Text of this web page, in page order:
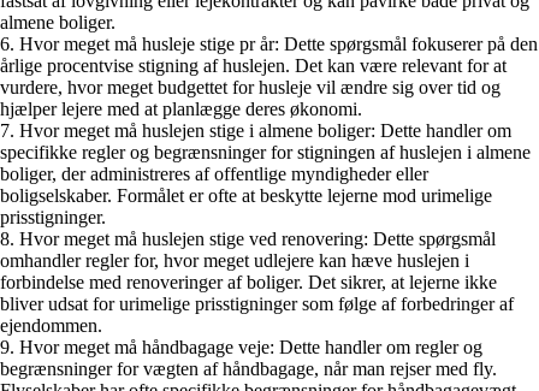
almene boliger.
6. Hvor meget må husleje stige pr år: Dette spørgsmål fokuserer på den
årlige procentvise stigning af huslejen. Det kan være relevant for at
vurdere, hvor meget budgettet for husleje vil ændre sig over tid og
hjælper lejere med at planlægge deres økonomi.
7. Hvor meget må huslejen stige i almene boliger: Dette handler om
specifikke regler og begrænsninger for stigningen af huslejen i almene
boliger, der administreres af offentlige myndigheder eller
boligselskaber. Formålet er ofte at beskytte lejerne mod urimelige
prisstigninger.
8. Hvor meget må huslejen stige ved renovering: Dette spørgsmål
omhandler regler for, hvor meget udlejere kan hæve huslejen i
forbindelse med renoveringer af boliger. Det sikrer, at lejerne ikke
bliver udsat for urimelige prisstigninger som følge af forbedringer af
ejendommen.
9. Hvor meget må håndbagage veje: Dette handler om regler og
begrænsninger for vægten af håndbagage, når man rejser med fly.